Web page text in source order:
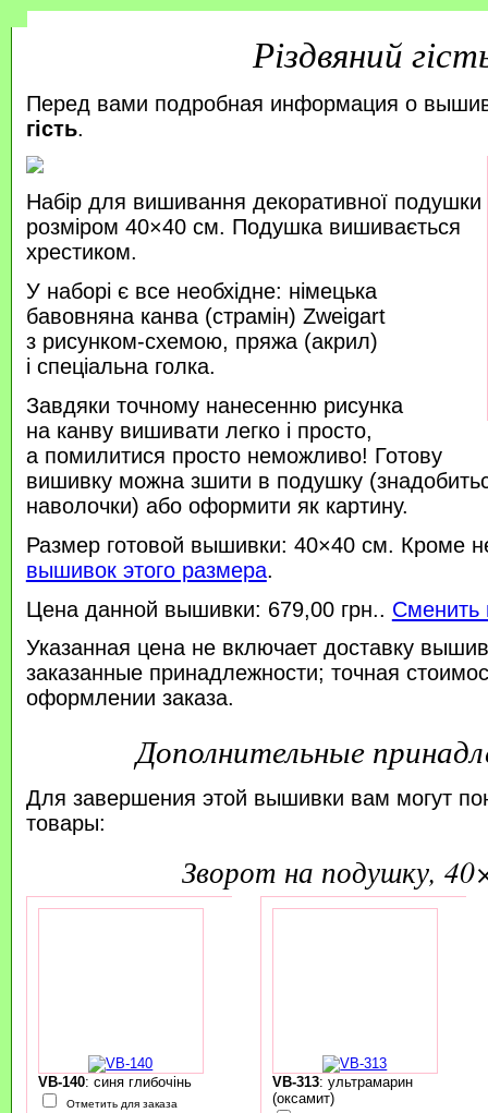
Різдвяний
Перед вами подробная информация о
гість.
Набір для вишивання декоративної подушки
розміром 40×40 см. Подушка вишивається
хрестиком.
У наборі є все необхідне: німецька
бавовняна канва (страмін) Zweigart
з рисунком-схемою, пряжа (акрил)
і спеціальна голка.
Завдяки точному нанесенню рисунка
на канву вишивати легко і просто,
а помилитися просто неможливо! Готову
вишивку можна зшити в подушку
наволочки) або оформити як картину.
Размер готовой вышивки: 40×40 см. Кроме
вышивок этого размера.
Цена данной вышивки: 679,00 грн.. Сменить
Указанная цена не включает доставку
заказанные принадлежности; точная
оформлении заказа.
Дополнительные
Для завершения этой вышивки вам могут
товары:
зворот на подушку,
VB-140: синя глибочінь
Отметить для заказа
VB-313: ультрамарин
(оксамит)